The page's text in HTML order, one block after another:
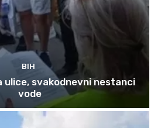
BIH
ulice, svakodnevni nestanci
vode